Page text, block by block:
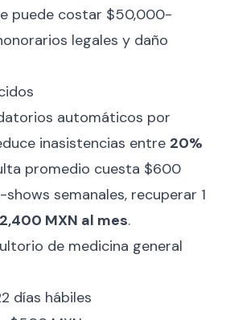
puede costar $50,000-
legales y daño
automáticos por
inasistencias entre 20%
promedio cuesta $600
semanales, recuperar 1
MXN al mes.
de medicina general
días hábiles